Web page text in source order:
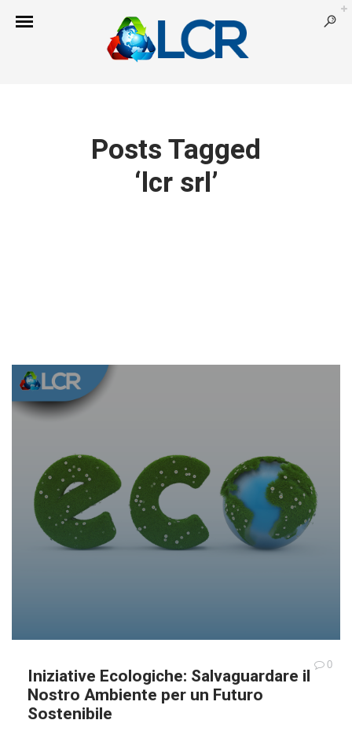
Posts Tagged
‘lcr srl’
Iniziative Ecologiche: Salvaguardare il
Nostro Ambiente per un Futuro
Sostenibile
0